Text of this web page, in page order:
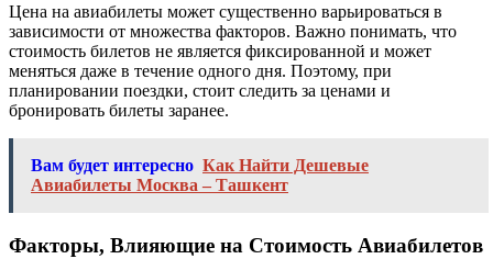
Цена на авиабилеты может существенно варьироваться в
зависимости от множества факторов. Важно понимать, что
стоимость билетов не является фиксированной и может
меняться даже в течение одного дня. Поэтому, при
планировании поездки, стоит следить за ценами и
бронировать билеты заранее.
Вам будет интересно Как Найти Дешевые
Авиабилеты Москва – Ташкент
Факторы, Влияющие на Стоимость Авиабилетов